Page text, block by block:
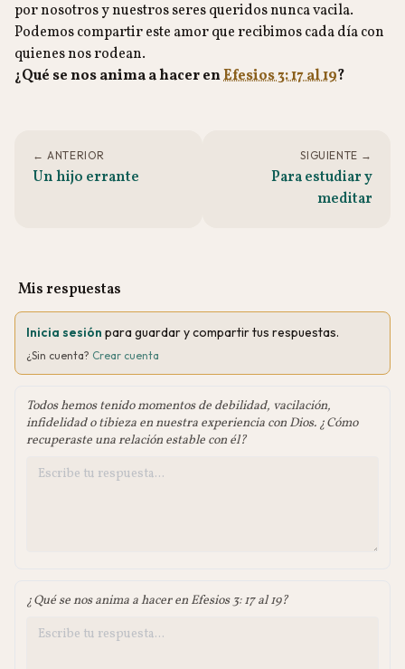
por nosotros y nuestros seres queridos nunca vacila.
Podemos compartir este amor que recibimos cada día con
quienes nos rodean.
¿Qué se nos anima a hacer enEfesios 3: 17 al 19?
← ANTERIOR
Un hijo errante
SIGUIENTE →
Para estudiar y
meditar
Mis respuestas
Inicia sesión para guardar y compartir tus respuestas.
¿Sin cuenta? Crear cuenta
Todos hemos tenido momentos de debilidad, vacilación,
infidelidad o tibieza en nuestra experiencia con Dios. ¿Cómo
recuperaste una relación estable con él?
¿Qué se nos anima a hacer en Efesios 3: 17 al 19?